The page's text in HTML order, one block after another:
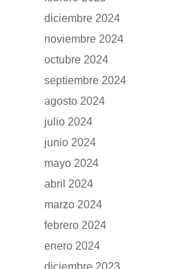
diciembre 2024
noviembre 2024
octubre 2024
septiembre 2024
agosto 2024
julio 2024
junio 2024
mayo 2024
abril 2024
marzo 2024
febrero 2024
enero 2024
diciembre 2023